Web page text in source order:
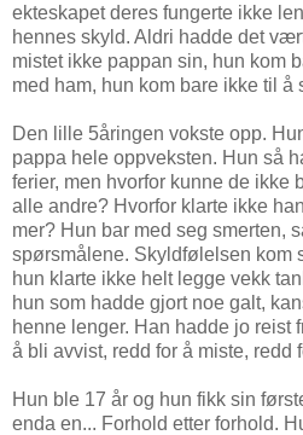
ekteskapet deres fungerte ikke
hennes skyld. Aldri hadde det
mistet ikke pappan sin, hun kom
med ham, hun kom bare ikke til å
Den lille 5åringen vokste opp.
pappa hele oppveksten. Hun så
ferier, men hvorfor kunne de ikke
alle andre? Hvorfor klarte ikke
mer? Hun bar med seg smerten,
spørsmålene. Skyldfølelsen kom
hun klarte ikke helt legge vekk
hun som hadde gjort noe galt,
henne lenger. Han hadde jo reist
å bli avvist, redd for å miste, redd
Hun ble 17 år og hun fikk sin
enda en... Forhold etter forhold.